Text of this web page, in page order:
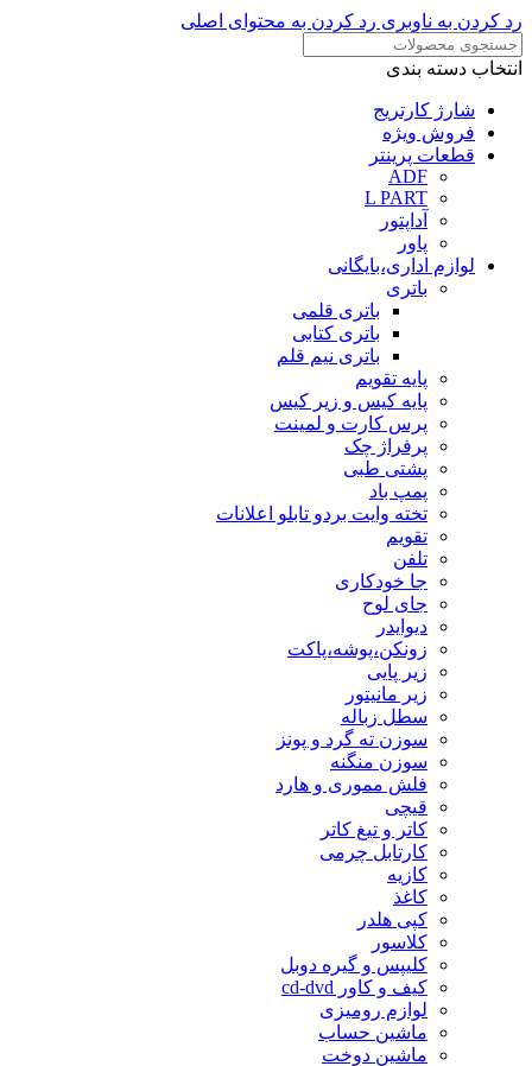
رد کردن به ناوبری رد کردن به محتوای اصلی
انتخاب دسته بندی
شارژ کارتریج
فروش ویژه
قطعات پرینتر
ADF
L PART
آداپتور
پاور
لوازم اداری،بایگانی
باتری
باتری قلمی
باتری کتابی
باتری نیم قلم
پایه تقویم
پایه کیس و زیر کیس
پرس کارت و لمینت
پرفراژ چک
پشتی طبی
پمپ باد
تخته وایت بردو تابلو اعلانات
تقویم
تلفن
جا خودکاری
جای لوح
دیوایدر
زونکن،پوشه،پاکت
زیر پایی
زیر مانیتور
سطل زباله
سوزن ته گرد و پونز
سوزن منگنه
فلش مموری و هارد
قیچی
کاتر و تیغ کاتر
کارتابل چرمی
کازیه
کاغذ
کپی هلدر
کلاسور
کلیپس و گیره دوبل
کیف و کاور cd-dvd
لوازم رومیزی
ماشین حساب
ماشین دوخت